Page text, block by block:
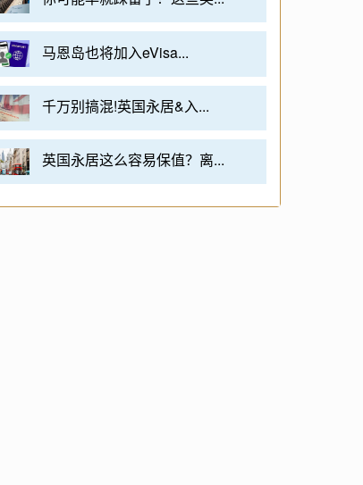
马恩岛也将加入eVisa...
千万别搞混!英国永居&入...
英国永居这么容易保值？离...